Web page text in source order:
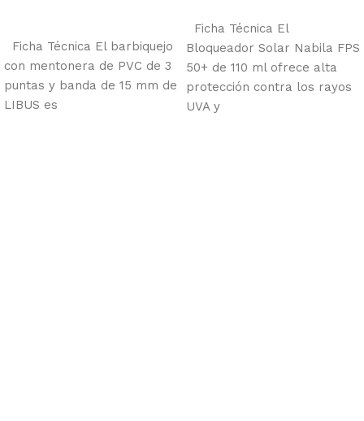
Ficha Técnica El barbiquejo
con mentonera de PVC de 3
puntas y banda de 15 mm de
LIBUS es
Ficha Técnica El
Bloqueador Solar Nabila FPS
50+ de 110 ml ofrece alta
protección contra los rayos
UVA y